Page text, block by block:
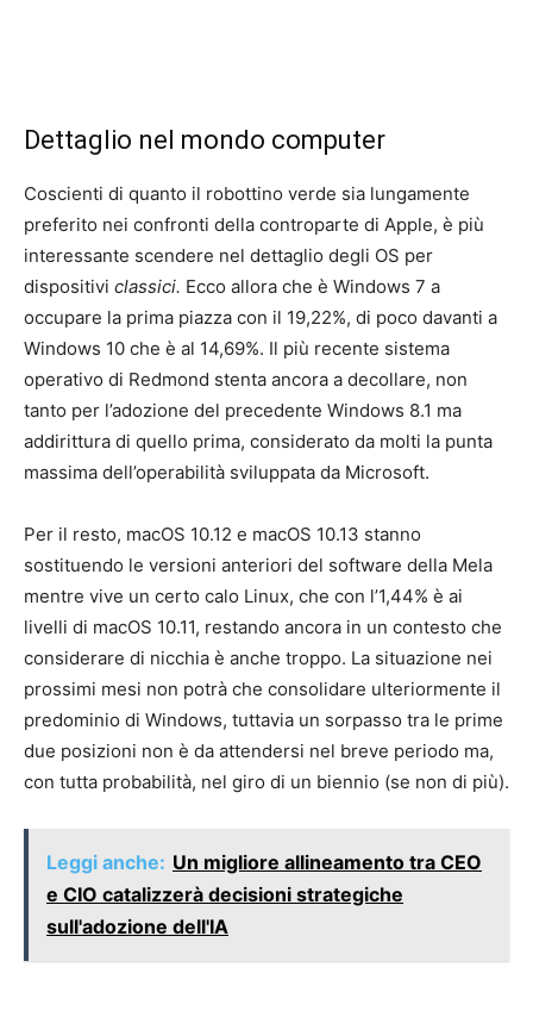
Dettaglio nel mondo computer
Coscienti di quanto il robottino verde sia lungamente
preferito nei confronti della controparte di Apple, è più
interessante scendere nel dettaglio degli OS per
dispositivi classici. Ecco allora che è Windows 7 a
occupare la prima piazza con il 19,22%, di poco davanti a
Windows 10 che è al 14,69%. Il più recente sistema
operativo di Redmond stenta ancora a decollare, non
tanto per l’adozione del precedente Windows 8.1 ma
addirittura di quello prima, considerato da molti la punta
massima dell’operabilità sviluppata da Microsoft.
Per il resto, macOS 10.12 e macOS 10.13 stanno
sostituendo le versioni anteriori del software della Mela
mentre vive un certo calo Linux, che con l’1,44% è ai
livelli di macOS 10.11, restando ancora in un contesto che
considerare di nicchia è anche troppo. La situazione nei
prossimi mesi non potrà che consolidare ulteriormente il
predominio di Windows, tuttavia un sorpasso tra le prime
due posizioni non è da attendersi nel breve periodo ma,
con tutta probabilità, nel giro di un biennio (se non di più).
Leggi anche: Un migliore allineamento tra CEO
e CIO catalizzerà decisioni strategiche
sull'adozione dell'IA